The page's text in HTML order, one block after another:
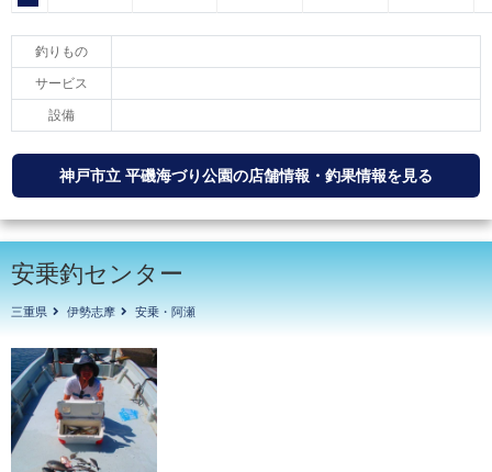
釣りもの
サービス
設備
神戸市立 平磯海づり公園の店舗情報・釣果情報を見る
安乗釣センター
三重県 伊勢志摩 安乗・阿瀬